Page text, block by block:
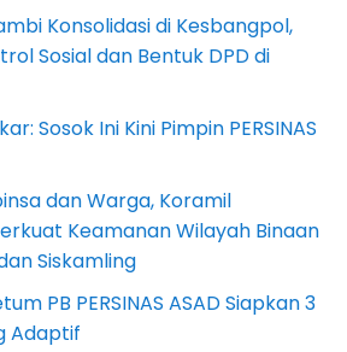
Konsolidasi di Kesbangpol,
Sosial dan Bentuk DPD di
Sosok Ini Kini Pimpin PERSINAS
dan Warga, Koramil
Keamanan Wilayah Binaan
Siskamling
PB PERSINAS ASAD Siapkan 3
Adaptif